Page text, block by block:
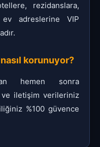
rezidanslara,
adreslerine VIP
korunuyor?
hemen sonra
iletişim verileriniz
%100 güvence